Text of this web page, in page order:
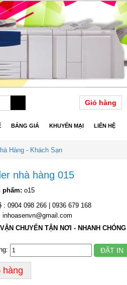
Giỏ hàng
BẢNG GIÁ KHUYẾN MẠI LIÊN HỆ
Hàng - Khách Sạn
nhà hàng 015
phẩm: o15
: 0904 098 266 | 0936 679 168
inhoasenvn@gmail.com
VẬN CHUYỂN TẬN NƠI - NHANH CHÓNG
ĐẶT IN
hàng